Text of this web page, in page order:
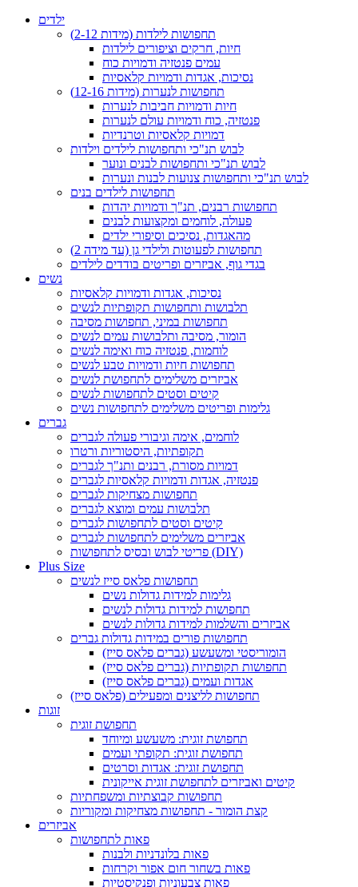
ילדים
תחפושות לילדות (מידות 2-12)
חיות, חרקים וציפורים לילדות
עמים פנטזיה ודמויות כוח
נסיכות, אגדות ודמויות קלאסיות
תחפושות לנערות (מידות 12-16)
חיות ודמויות חביבות לנערות
פנטזיה, כוח ודמויות עולם לנערות
דמויות קלאסיות וטרנדיות
לבוש תנ"כי ותחפושות לילדים וילדות
לבוש תנ"כי ותחפושות לבנים ונוער
לבוש תנ"כי ותחפושות צנועות לבנות ונערות
תחפושות לילדים בנים
תחפושות רבנים, תנ"ך ודמויות יהדות
פעולה, לוחמים ומקצועות לבנים
מהאגדות, נסיכים וסיפורי ילדים
תחפושות לפעוטות ולילדי גן (עד מידה 2)
בגדי גוף, אביזרים ופריטים בודדים לילדים
נשים
נסיכות, אגדות ודמויות קלאסיות
תלבושות ותחפושות תקופתיות לנשים
תחפושות במיני, תחפושות מסיבה
הומור, מסיבה ותלבושות עמים לנשים
לוחמות, פנטזיה כוח ואימה לנשים
תחפושות חיות ודמויות טבע לנשים
אביזרים משלימים לתחפושת לנשים
קיטים וסטים לתחפושות לנשים
גלימות ופריטים משלימים לתחפושות נשים
גברים
לוחמים, אימה וגיבורי פעולה לגברים
תקופתיות, היסטוריות ורטרו
דמויות מסורת, רבנים ותנ"ך לגברים
פנטזיה, אגדות ודמויות קלאסיות לגברים
תחפושות מצחיקות לגברים
תלבושות עמים ומוצא לגברים
קיטים וסטים לתחפושות לגברים
אביזרים משלימים לתחפושות לגברים
פריטי לבוש ובסיס לתחפושות (DIY)
Plus Size
תחפושות פלאס סייז לנשים
גלימות למידות גדולות נשים
תחפושות למידות גדולות לנשים
אביזרים והשלמות למידות גדולות לנשים
תחפושות פורים במידות גדולות גברים
הומוריסטי ומשעשע (גברים פלאס סייז)
תחפושות תקופתיות (גברים פלאס סייז)
אגדות ועמים (גברים פלאס סייז)
תחפושות לליצנים ומפעילים (פלאס סייז)
זוגות
תחפושת זוגית
תחפושת זוגית: משעשע ומיוחד
תחפושת זוגית: תקופתי ועמים
תחפושת זוגית: אגדות וסרטים
קיטים ואביזרים לתחפושת זוגית אייקונית
תחפושות קבוצתיות ומשפחתיות
קצת הומור - תחפושות מצחיקות ומקוריות
אביזרים
פאות לתחפושות
פאות בלונדניות ולבנות
פאות בשחור חום אפור וקרחות
פאות צבעוניות ופנקיסטיות